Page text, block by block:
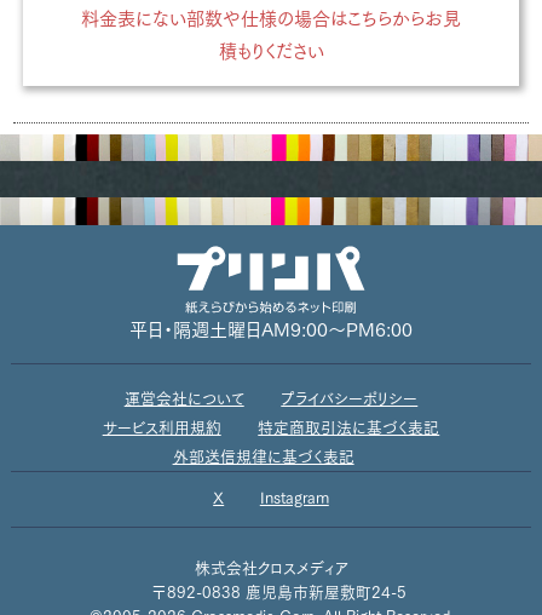
料金表にない部数や仕様の場合はこちらからお見
積もりください
平日・隔週土曜日 AM9:00～PM6:00
運営会社について
プライバシーポリシー
サービス利用規約
特定商取引法に基づく表記
外部送信規律に基づく表記
X Instagram
株式会社クロスメディア
〒892-0838 鹿児島市新屋敷町24-5